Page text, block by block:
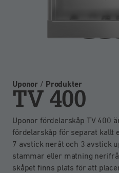
Uponor / Produkter
TV 400
Uponor fördelarskåp TV 400
fördelarskåp för separat kallt
7 avstick neråt och 3 avstick
stammar eller matning
skåpet finns plats för att